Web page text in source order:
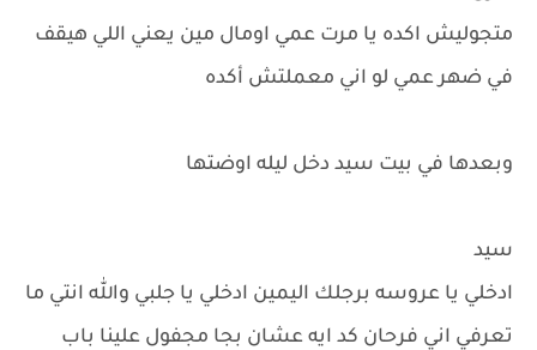
متجوليش اكده يا مرت عمي اومال مين يعني اللي هيقف
في ضهر عمي لو اني معملتش أكده
وبعدها في بيت سيد دخل ليله اوضتها
سيد
ادخلي يا عروسه برجلك اليمين ادخلي يا جلبي والله انتي ما
تعرفي اني فرحان كد ايه عشان بجا مجفول علينا باب